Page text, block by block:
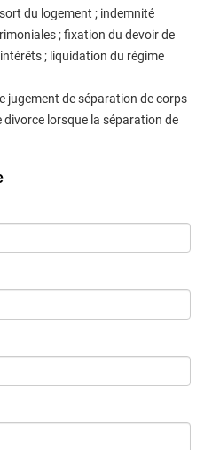
du logement ; indemnité
; fixation du devoir de
; liquidation du régime
jugement de séparation de corps
lorsque la séparation de